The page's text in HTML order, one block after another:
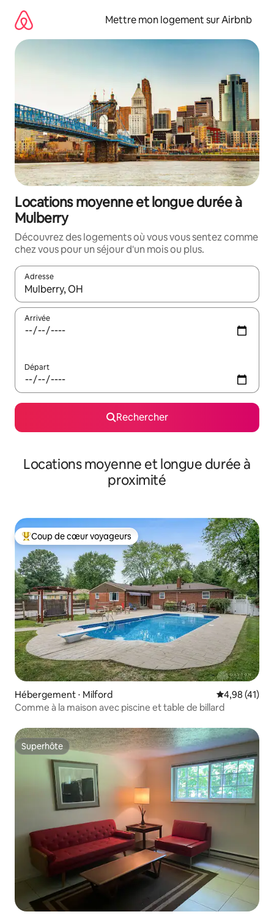
directement
contenu
Mettre mon logement sur Airbnb
Locations moyenne et longue durée à
Mulberry
Découvrez des logements où vous vous sentez comme
chez vous pour un séjour d'un mois ou plus.
Adresse
Lorsque les résultats s'affichent, utilisez les flèches vers le
Arrivée
Départ
Rechercher
Locations moyenne et longue durée à
proximité
Coups de cœur voyageurs les plus appréciés
Coup de cœur voyageurs
Hébergement ⋅ Milford Évaluation
4,98 (41)
Comme à la maison avec piscine et table de billard
Superhôte
Superhôte